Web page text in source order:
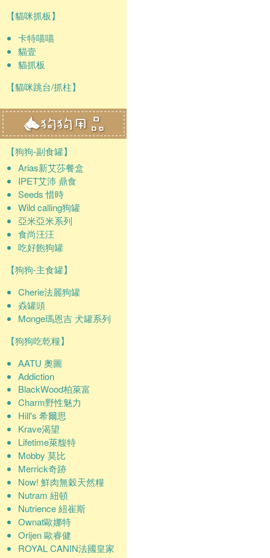
【貓咪抓板】
卡特喵喵
貓壹
貓抓板
【貓咪跳台/抓柱】
【狗狗-副食罐】
Arias新艾莎餐盒
IPET艾沛 鼎食
Seeds 惜時
Wild calling狗罐
亞米亞米系列
食尚汪汪
吃好飽狗罐
【狗狗-主食罐】
Cherie法麗狗罐
猋罐頭
Monge瑪恩吉 犬罐系列
【狗狗吃乾糧】
AATU 奧圖
Addiction
BlackWood柏萊富
Charm野性魅力
Hill's 希爾思
Krave渴望
Lifetime萊馥特
Mobby 莫比
Merrick奇跡
Now! 鮮肉無穀天然糧
Nutram 紐頓
Nutrience 紐崔斯
Ownat歐娜特
Orijen 歐睿健
ROYAL CANIN法國皇家